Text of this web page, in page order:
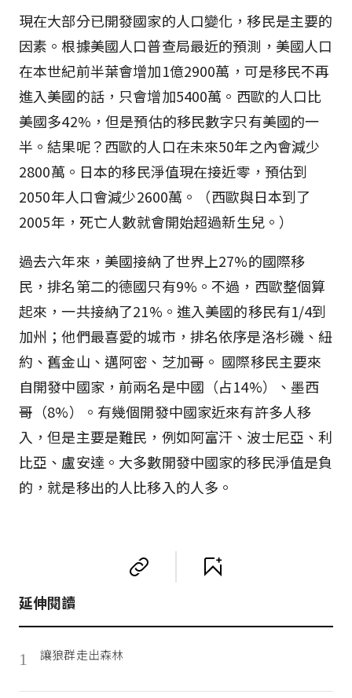
現在大部分已開發國家的人口變化，移民是主要的
因素。根據美國人口普查局最近的預測，美國人口
在本世紀前半葉會增加1億2900萬，可是移民不再
進入美國的話，只會增加5400萬。西歐的人口比
美國多42%，但是預估的移民數字只有美國的一
半。結果呢？西歐的人口在未來50年之內會減少
2800萬。日本的移民淨值現在接近零，預估到
2050年人口會減少2600萬。（西歐與日本到了
2005年，死亡人數就會開始超過新生兒。）
過去六年來，美國接納了世界上27%的國際移
民，排名第二的德國只有9%。不過，西歐整個算
起來，一共接納了21%。進入美國的移民有1/4到
加州；他們最喜愛的城市，排名依序是洛杉磯、紐
約、舊金山、邁阿密、芝加哥。 國際移民主要來
自開發中國家，前兩名是中國（占14%）、墨西
哥（8%）。有幾個開發中國家近來有許多人移
入，但是主要是難民，例如阿富汗、波士尼亞、利
比亞、盧安達。大多數開發中國家的移民淨值是負
的，就是移出的人比移入的人多。
延伸閱讀
1 讓狼群走出森林